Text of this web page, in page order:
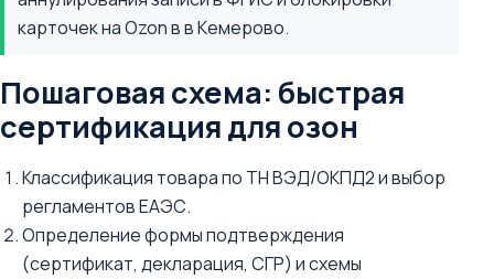
карточек на Ozon в в Кемерово.
Пошаговая схема: быстрая
сертификация для озон
Классификация товара по ТН ВЭД/ОКПД2 и выбор
регламентов ЕАЭС.
Определение формы подтверждения
(сертификат, декларация, СГР) и схемы